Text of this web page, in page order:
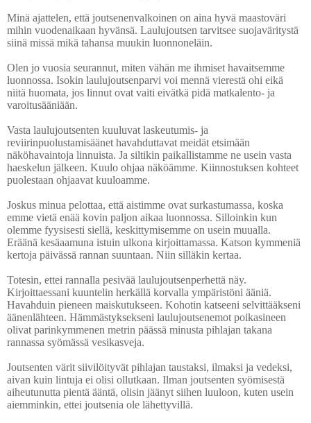
Minä ajattelen, että joutsenenvalkoinen on aina hyvä maastoväri
mihin vuodenaikaan hyvänsä. Laulujoutsen tarvitsee suojaväritystä
siinä missä mikä tahansa muukin luonnoneläin.
Olen jo vuosia seurannut, miten vähän me ihmiset havaitsemme
luonnossa. Isokin laulujoutsenparvi voi mennä vierestä ohi eikä
niitä huomata, jos linnut ovat vaiti eivätkä pidä matkalento- ja
varoitusääniään.
Vasta laulujoutsenten kuuluvat laskeutumis- ja
reviirinpuolustamisäänet havahduttavat meidät etsimään
näköhavaintoja linnuista. Ja siltikin paikallistamme ne usein vasta
haeskelun jälkeen. Kuulo ohjaa näköämme. Kiinnostuksen kohteet
puolestaan ohjaavat kuuloamme.
Joskus minua pelottaa, että aistimme ovat surkastumassa, koska
emme vietä enää kovin paljon aikaa luonnossa. Silloinkin kun
olemme fyysisesti siellä, keskittymisemme on usein muualla.
Eräänä kesäaamuna istuin ulkona kirjoittamassa. Katson kymmeniä
kertoja päivässä rannan suuntaan. Niin silläkin kertaa.
Totesin, ettei rannalla pesivää laulujoutsenperhettä näy.
Kirjoittaessani kuuntelin herkällä korvalla ympäristöni ääniä.
Havahduin pieneen maiskutukseen. Kohotin katseeni selvittääkseni
äänenlähteen. Hämmästyksekseni laulujoutsenemot poikasineen
olivat parinkymmenen metrin päässä minusta pihlajan takana
rannassa syömässä vesikasveja.
Joutsenten värit siivilöityvät pihlajan taustaksi, ilmaksi ja vedeksi,
aivan kuin lintuja ei olisi ollutkaan. Ilman joutsenten syömisestä
aiheutunutta pientä ääntä, olisin jäänyt siihen luuloon, kuten usein
aiemminkin, ettei joutsenia ole lähettyvillä.